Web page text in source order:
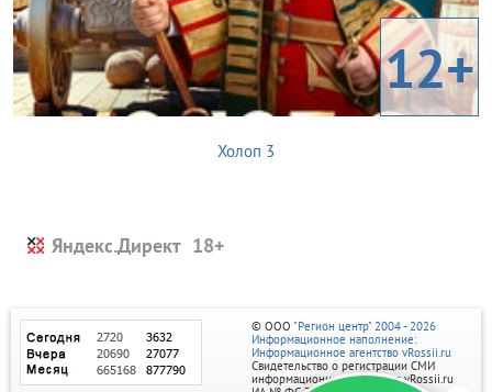
12+
Холоп 3
Яндекс.Директ
© ООО "Регион центр" 2004 - 2026
Информационное наполнение:
Информационное агентство vRossii.ru
Свидетельство о регистрации СМИ
информационного агентства vRossii.ru